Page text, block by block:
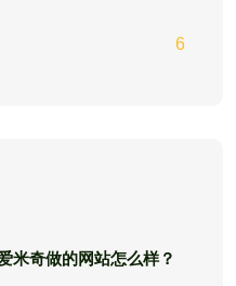
6
米奇做的网站怎么样？